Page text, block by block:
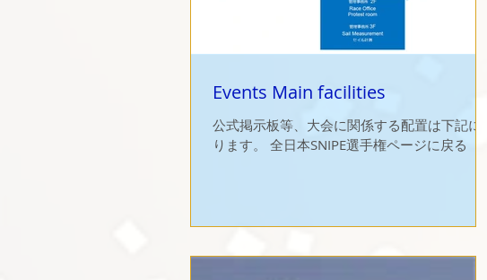
Events Main facilities
公式掲示板等、大会に関係する配置は下記にな
ります。 全日本SNIPE選手権ページに戻る